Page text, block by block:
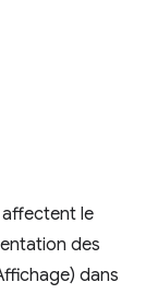
le
des
dans